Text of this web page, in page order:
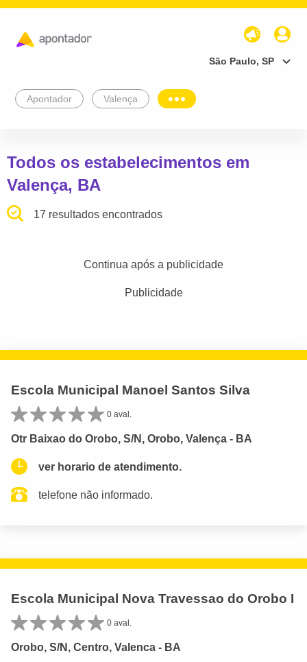
São Paulo, SP
Apontador Valença
Todos os estabelecimentos em
Valença, BA
17 resultados encontrados
Continua após a publicidade
Publicidade
Escola Municipal Manoel Santos Silva
0 aval.
Otr Baixao do Orobo, S/N, Orobo, Valença - BA
ver horario de atendimento.
telefone não informado.
Escola Municipal Nova Travessao do Orobo I
0 aval.
Orobo, S/N, Centro, Valenca - BA